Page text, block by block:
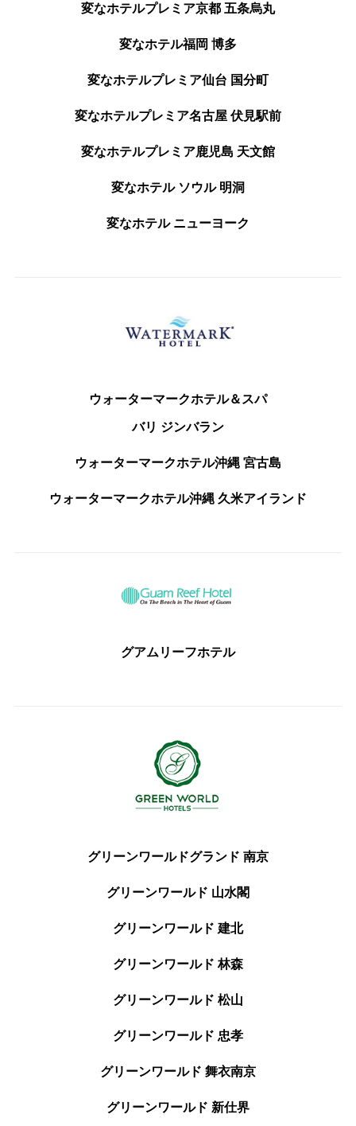
変なホテルプレミア京都 五条烏丸
変なホテル福岡 博多
変なホテルプレミア仙台 国分町
変なホテルプレミア名古屋 伏見駅前
変なホテルプレミア鹿児島 天文館
変なホテル ソウル 明洞
変なホテル ニューヨーク
ウォーターマークホテル＆スパ
バリ ジンバラン
ウォーターマークホテル沖縄 宮古島
ウォーターマークホテル沖縄 久米アイランド
グアムリーフホテル
グリーンワールドグランド 南京
グリーンワールド 山水閣
グリーンワールド 建北
グリーンワールド 林森
グリーンワールド 松山
グリーンワールド 忠孝
グリーンワールド 舞衣南京
グリーンワールド 新仕界